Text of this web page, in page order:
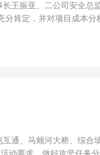
王振亚、二公司安全总
肯定，并对项目成本分
通、马颊河大桥、综合